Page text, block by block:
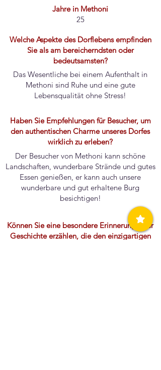
Jahre in Methoni
25
Welche Aspekte des Dorflebens empfinden
Sie als am bereicherndsten oder
bedeutsamsten?
Das Wesentliche bei einem Aufenthalt in
Methoni sind Ruhe und eine gute
Lebensqualität ohne Stress!
Haben Sie Empfehlungen für Besucher, um
den authentischen Charme unseres Dorfes
wirklich zu erleben?
Der Besucher von Methoni kann schöne
Landschaften, wunderbare Strände und gutes
Essen genießen, er kann auch unsere
wunderbare und gut erhaltene Burg
besichtigen!
Können Sie eine besondere Erinnerung oder
Geschichte erzählen, die den einzigartigen